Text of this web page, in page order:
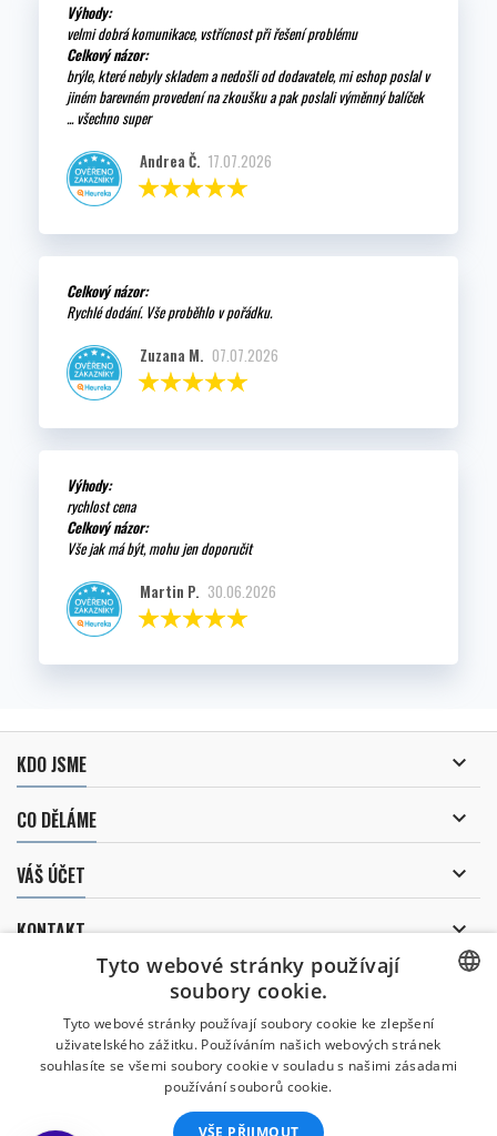
Výhody:
velmi dobrá komunikace, vstřícnost při řešení problému
Celkový názor:
brýle, které nebyly skladem a nedošli od dodavatele, mi eshop poslal v
jiném barevném provedení na zkoušku a pak poslali výměnný balíček
... všechno super
Andrea Č. 17.07.2026
Celkový názor:
Rychlé dodání. Vše proběhlo v pořádku.
Zuzana M. 07.07.2026
Výhody:
rychlost cena
Celkový názor:
Vše jak má být, mohu jen doporučit
Martin P. 30.06.2026
KDO JSME 
CO DĚLÁME 
VÁŠ ÚČET 
KONTAKT 
ODBĚR NOVINEK
Uděluji souhlas se
zpracováním osobních údajů.
CZECH
Tyto webové stránky používají
soubory cookie.
Tyto webové stránky používají soubory cookie ke zlepšení
uživatelského zážitku. Používáním našich webových stránek
souhlasíte se všemi soubory cookie v souladu s našimi zásadami
používání souborů cookie.
VŠE PŘIJMOUT